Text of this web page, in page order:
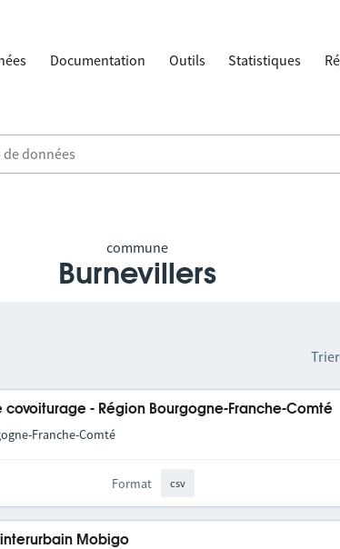
Documentation Outils Statistiques
commune
Burnevillers
covoiturage - Région Bourgogne-Franche-Comté
Franche-Comté
Format csv
interurbain Mobigo